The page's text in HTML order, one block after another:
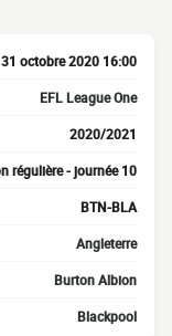
31 octobre 2020 16:00
EFL League One
2020/2021
régulière - journée 10
BTN-BLA
Angleterre
Burton Albion
Blackpool